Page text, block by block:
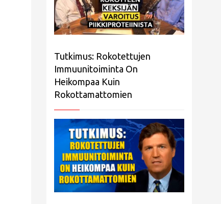
Tutkimus: Rokotettujen
Immuunitoiminta On
Heikompaa Kuin
Rokottamattomien